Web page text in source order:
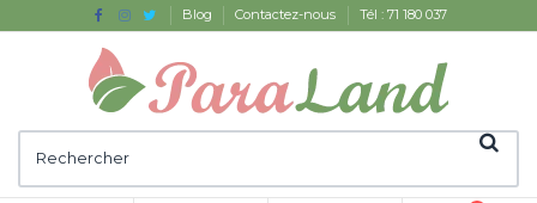
Blog Contactez-nous Tél : 71 180 037